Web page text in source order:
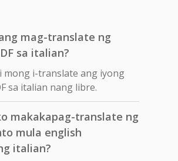
mag-translate ng
sa italian?
mong i-translate ang iyong
sa italian nang libre.
makakapag-translate ng
mula english
italian?